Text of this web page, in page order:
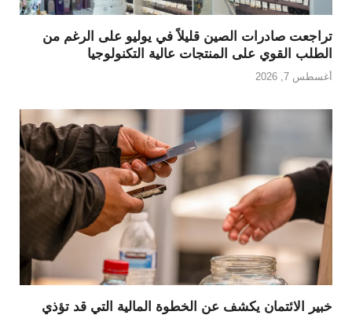
تراجعت صادرات الصين قليلاً في يوليو على الرغم من
الطلب القوي على المنتجات عالية التكنولوجيا
أغسطس 7, 2026
خبير الائتمان يكشف عن الخطوة المالية التي قد تؤذي